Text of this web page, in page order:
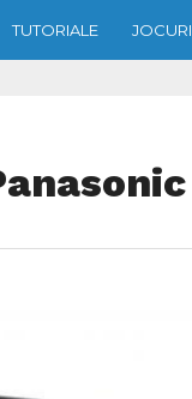
TUTORIALE JOCURI